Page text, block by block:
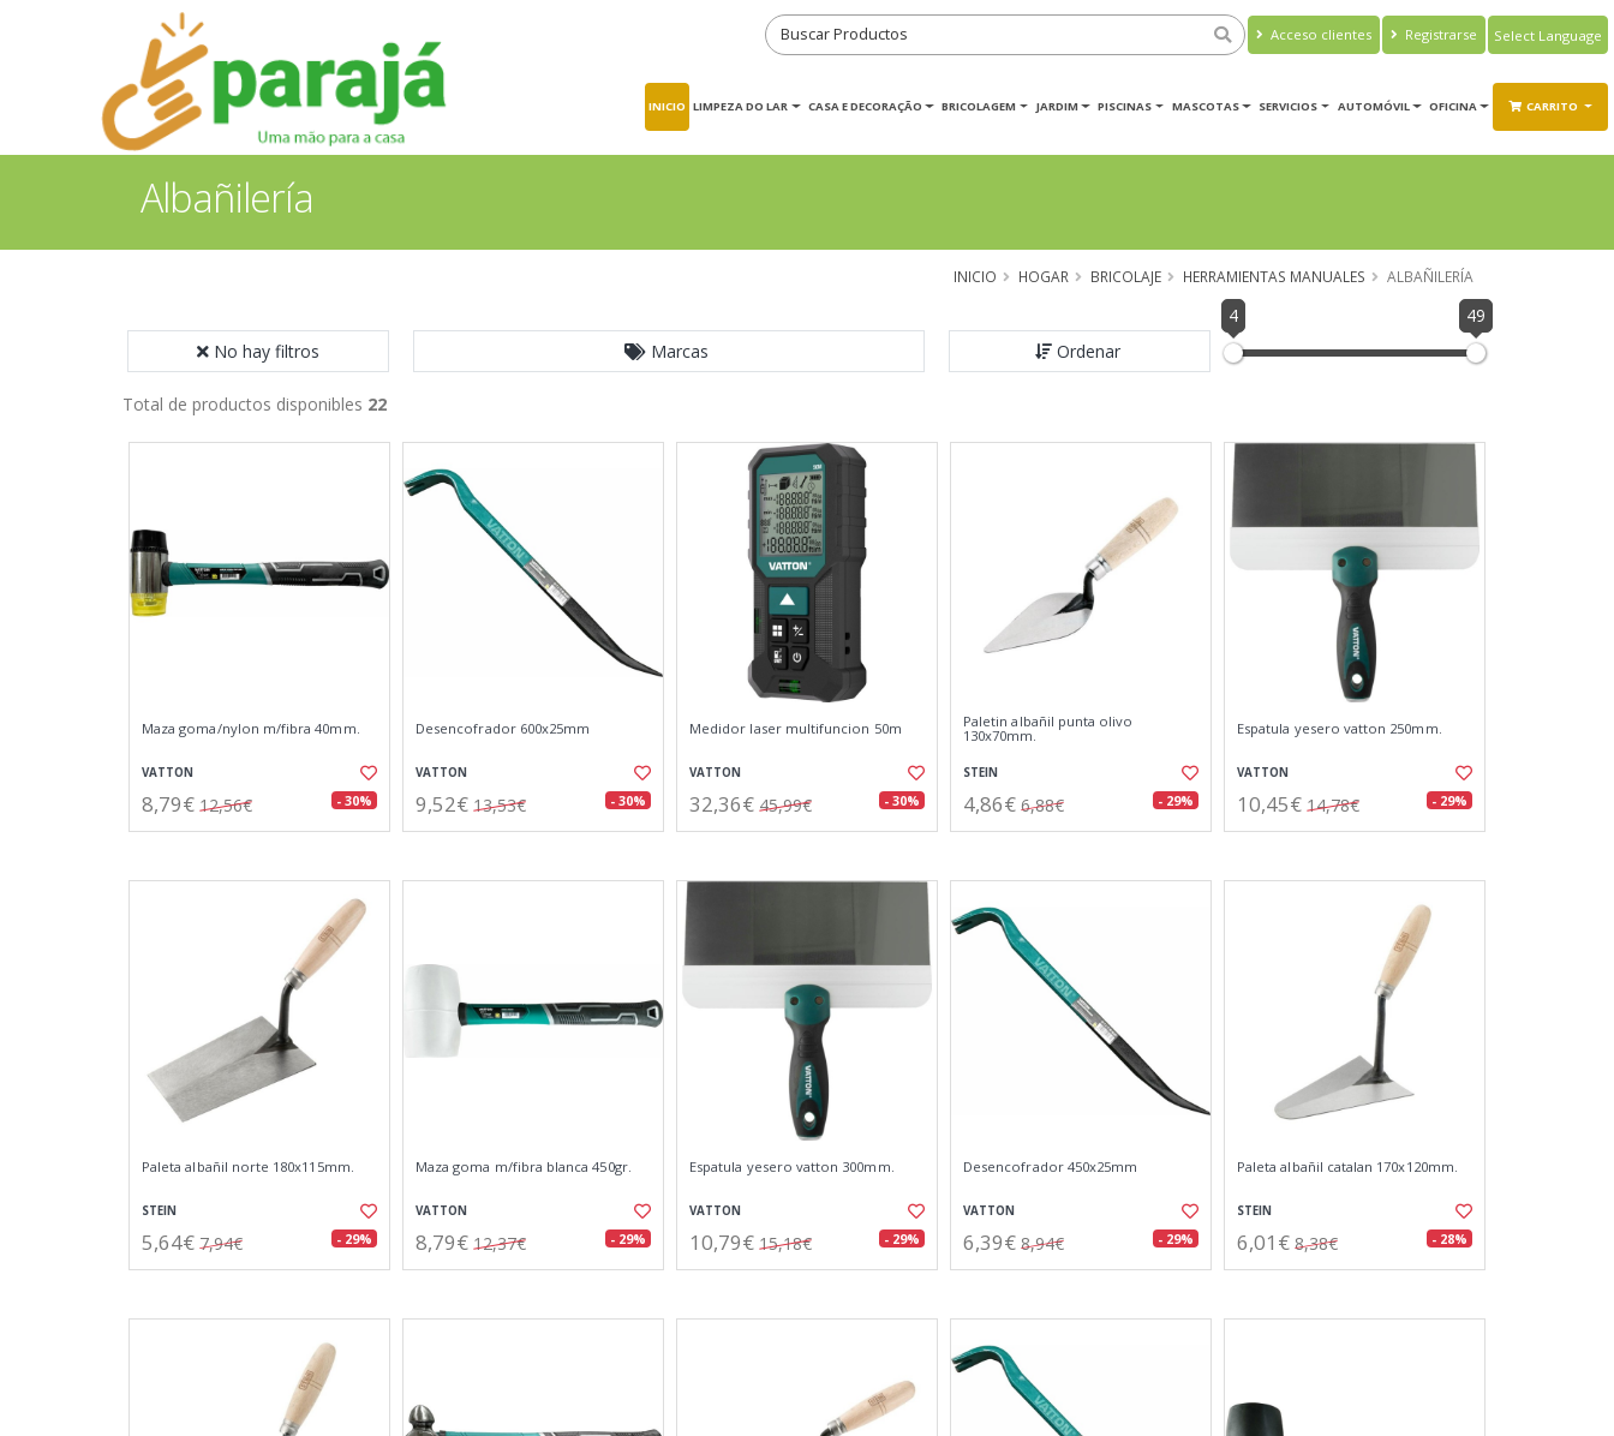
Acceso clientes Registrarse
Translate
INICIO LIMPEZA DO LAR CASA E DECORAÇÃO BRICOLAGEM JARDIM PISCINAS MASCOTAS SERVICIOS AUTOMÓVIL OFICINA CARRITO
Albañilería
INICIO HOGAR BRICOLAJE HERRAMIENTAS MANUALES ALBAÑILERÍA
No hay filtros Marcas Ordenar
4 49
Total de productos disponibles 22
Maza goma/nylon m/fibra 40mm.
VATTON
8,79€ 12,56€ - 30%
Desencofrador 600x25mm
VATTON
9,52€ 13,53€ - 30%
Medidor laser multifuncion 50m
VATTON
32,36€ 45,99€ - 30%
Paletin albañil punta olivo
130x70mm.
STEIN
4,86€ 6,88€ - 29%
Espatula yesero vatton 250mm.
VATTON
10,45€ 14,78€ - 29%
Paleta albañil norte 180x115mm.
STEIN
5,64€ 7,94€ - 29%
Maza goma m/fibra blanca 450gr.
VATTON
8,79€ 12,37€ - 29%
Espatula yesero vatton 300mm.
VATTON
10,79€ 15,18€ - 29%
Desencofrador 450x25mm
VATTON
6,39€ 8,94€ - 29%
Paleta albañil catalan 170x120mm.
STEIN
6,01€ 8,38€ - 28%